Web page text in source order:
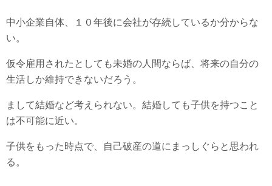
中小企業自体、１０年後に会社が存続しているか分からな
い。
仮令雇用されたとしても未婚の人間ならば、将来の自分の
生活しか維持できないだろう。
まして結婚など考えられない。結婚しても子供を持つこと
は不可能に近い。
子供をもった時点で、自己破産の道にまっしぐらと思われ
る。